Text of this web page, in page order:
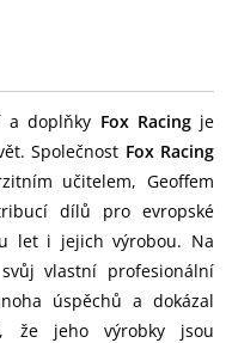
a doplňky Fox Racingje
Společnost Fox Racing
učitelem, Geoffem
dílů pro evropské
let i jejich výrobou. Na
vlastní profesionální
úspěchů a dokázal
že jeho výrobky jsou